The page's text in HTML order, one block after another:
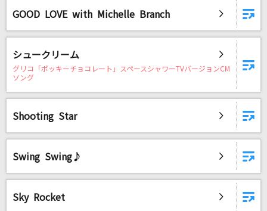
もっと見る
DAMの新曲・ランキングなど
GOOD LOVE with Michelle Branch
シュークリーム
グリコ「ポッキーチョコレート」スペースシャワーTVバージョンCM
ソング
Shooting Star
Swing Swing♪
Sky Rocket